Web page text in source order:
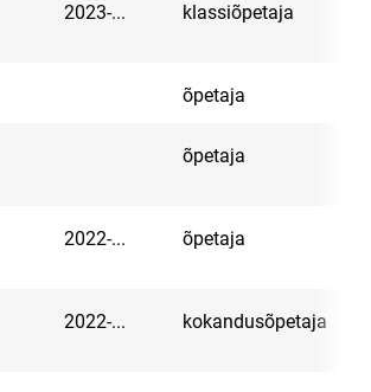
2023-... klassiõpetaja
õpetaja
õpetaja
2022-... õpetaja
2022-... kokandusõpetaja